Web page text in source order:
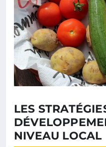
LES
NIVEAU LOCAL